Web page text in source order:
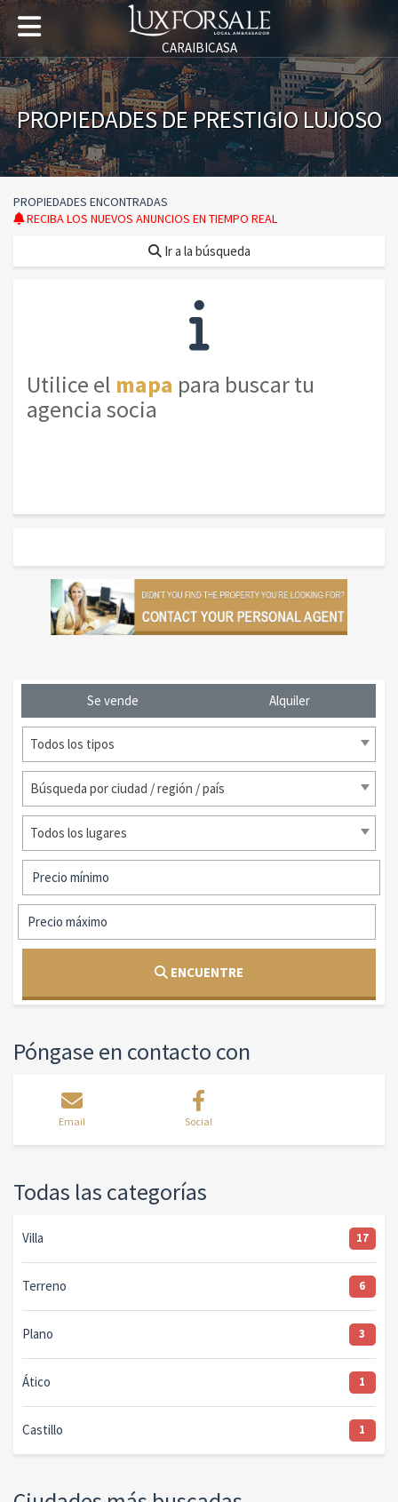
CARAIBICASA
PROPIEDADES DE PRESTIGIO LUJOSO
PROPIEDADES ENCONTRADAS
RECIBA LOS NUEVOS ANUNCIOS EN TIEMPO REAL
Ir a la búsqueda
Utilice el mapa para buscar tu
agencia socia
Se vende Alquiler
Todos los tipos
Búsqueda por ciudad / región / país
Todos los lugares
ENCUENTRE
Póngase en contacto con
Email Social
Todas las categorías
Villa 17
Terreno 6
Plano 3
Ático 1
Castillo 1